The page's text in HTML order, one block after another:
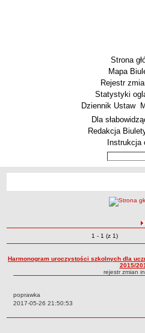
Strona
Mapa
Rejestr
Statystyki
Dziennik Ustaw
Menu dodatkowe
Dla
Redakcja
Instrukcja
Techniczne Zakłady Naukowe
ARCHIWUM SZKÓŁ I PLACÓWEK
Zmiany o pozycjach
1 - 1 (z 1)
Harmonogram uroczystości szkolnych dla
2015/
rejestr zmian
poprawka
Data:
2017-05-26 21:50:53